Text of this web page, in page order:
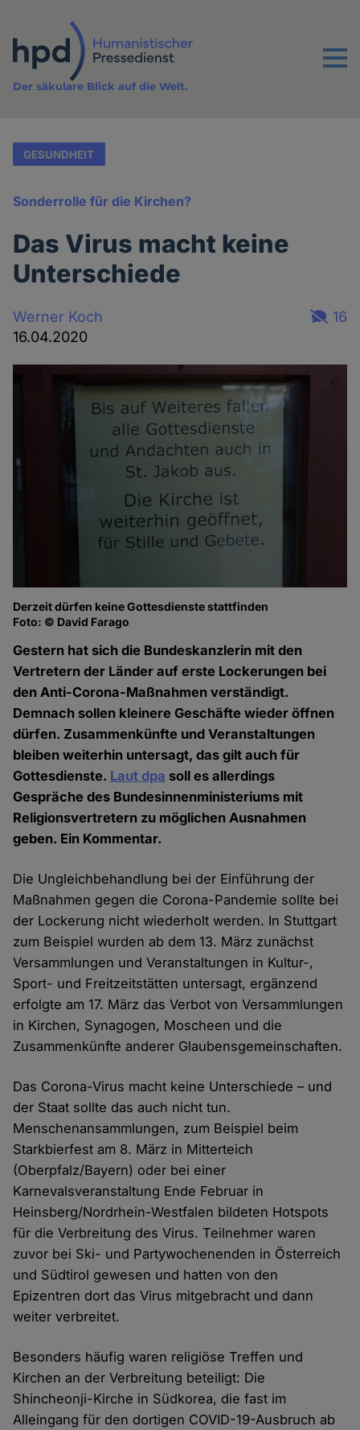
Inhalt
Menu
Der säkulare Blick auf die Welt.
GESUNDHEIT
Sonderrolle für die Kirchen?
Das Virus macht keine
Unterschiede
Werner Koch
16.04.2020
16
Derzeit dürfen keine Gottesdienste stattfinden
Foto: © David Farago
Gestern hat sich die Bundeskanzlerin mit den
Vertretern der Länder auf erste Lockerungen bei
den Anti-Corona-Maßnahmen verständigt.
Demnach sollen kleinere Geschäfte wieder öffnen
dürfen. Zusammenkünfte und Veranstaltungen
bleiben weiterhin untersagt, das gilt auch für
Gottesdienste. Laut dpa soll es allerdings
Gespräche des Bundesinnenministeriums mit
Religionsvertretern zu möglichen Ausnahmen
geben. Ein Kommentar.
Die Ungleichbehandlung bei der Einführung der
Maßnahmen gegen die Corona-Pandemie sollte bei
der Lockerung nicht wiederholt werden. In Stuttgart
zum Beispiel wurden ab dem 13. März zunächst
Versammlungen und Veranstaltungen in Kultur-,
Sport- und Freitzeitstätten untersagt, ergänzend
erfolgte am 17. März das Verbot von Versammlungen
in Kirchen, Synagogen, Moscheen und die
Zusammenkünfte anderer Glaubensgemeinschaften.
Das Corona-Virus macht keine Unterschiede – und
der Staat sollte das auch nicht tun.
Menschenansammlungen, zum Beispiel beim
Starkbierfest am 8. März in Mitterteich
(Oberpfalz/Bayern) oder bei einer
Karnevalsveranstaltung Ende Februar in
Heinsberg/Nordrhein-Westfalen bildeten Hotspots
für die Verbreitung des Virus. Teilnehmer waren
zuvor bei Ski- und Partywochenenden in Österreich
und Südtirol gewesen und hatten von den
Epizentren dort das Virus mitgebracht und dann
weiter verbreitet.
Besonders häufig waren religiöse Treffen und
Kirchen an der Verbreitung beteiligt: Die
Shincheonji-Kirche in Südkorea, die fast im
Alleingang für den dortigen COVID-19-Ausbruch ab